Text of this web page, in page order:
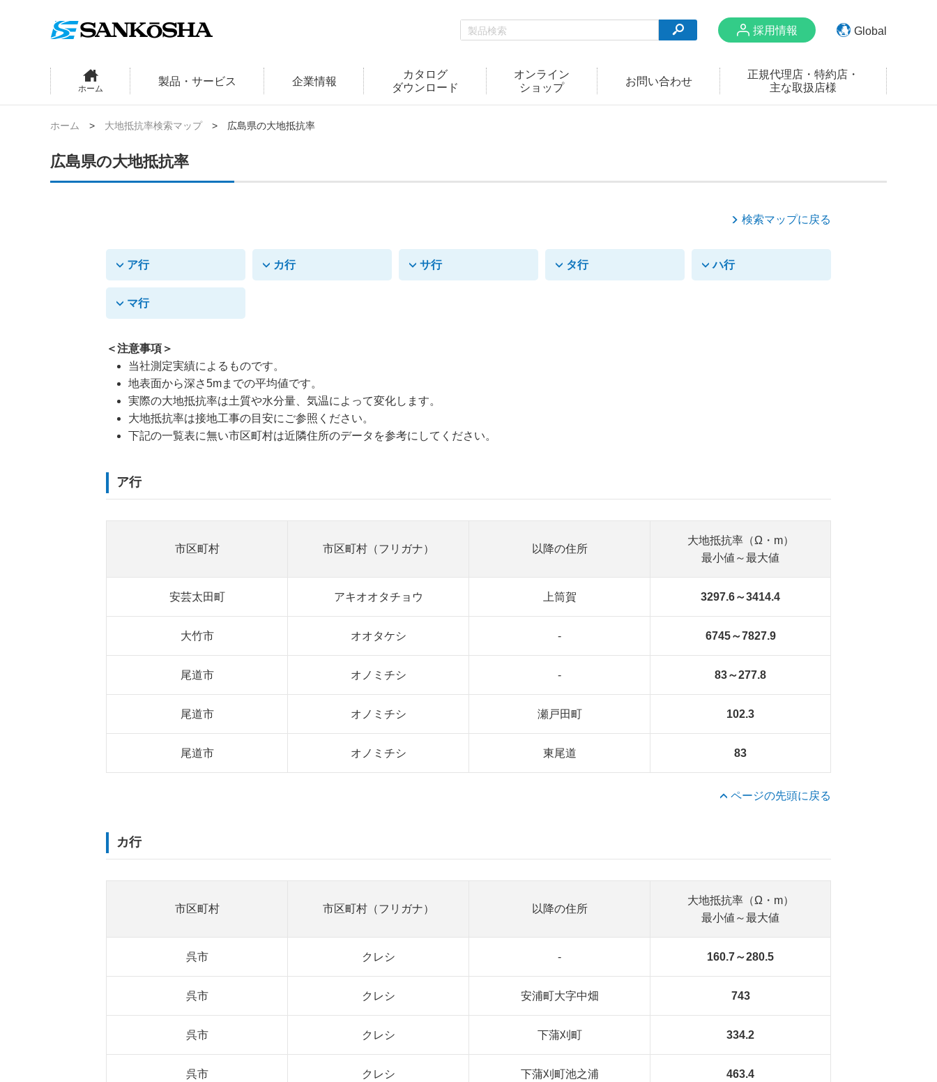
採用情報 Global
English
ホーム
製品・サービス 企業情報
カタログ
ダウンロード
オンライン
ショップ
お問い合わせ
正規代理店・特約店・
主な取扱店様
ホーム 大地抵抗率検索マップ 広島県の大地抵抗率
広島県の大地抵抗率
検索マップに戻る
ア行 カ行 サ行 タ行 ハ行
マ行
＜注意事項＞
当社測定実績によるものです。
地表面から深さ5mまでの平均値です。
実際の大地抵抗率は土質や水分量、気温によって変化します。
大地抵抗率は接地工事の目安にご参照ください。
下記の一覧表に無い市区町村は近隣住所のデータを参考にしてください。
ア行
市区町村 市区町村（フリガナ） 以降の住所
大地抵抗率（Ω・m）
最小値～最大値
安芸太田町 アキオオタチョウ 上筒賀 3297.6～3414.4
大竹市 オオタケシ - 6745～7827.9
尾道市 オノミチシ - 83～277.8
尾道市 オノミチシ 瀬戸田町 102.3
尾道市 オノミチシ 東尾道 83
ページの先頭に戻る
カ行
市区町村 市区町村（フリガナ） 以降の住所
大地抵抗率（Ω・m）
最小値～最大値
呉市 クレシ - 160.7～280.5
呉市 クレシ 安浦町大字中畑 743
呉市 クレシ 下蒲刈町 334.2
呉市 クレシ 下蒲刈町池之浦 463.4